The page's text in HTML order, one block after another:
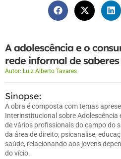
A adolescência e o
rede informal de
Autor: Luiz Alberto Tavares
Sinopse:
A obra é composta com temas
Interinstitucional sobre Adolescência
de vários profissionais do campo do
da área de direito, psicanalise,
saúde, relacionando aos jovens
do vício.